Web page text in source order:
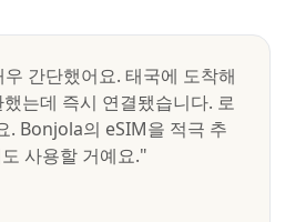
간단했어요. 태국에 도착해
는데 즉시 연결됐습니다. 로
. Bonjola의 eSIM을 적극 추
사용할 거예요."